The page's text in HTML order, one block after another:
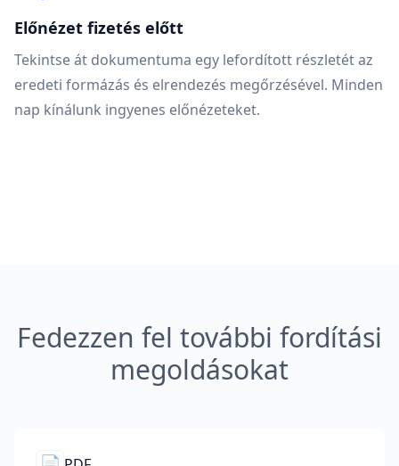
Előnézet fizetés előtt
Tekintse át dokumentuma egy lefordított részletét az
eredeti formázás és elrendezés megőrzésével. Minden
nap kínálunk ingyenes előnézeteket.
Fedezzen fel további fordítási
megoldásokat